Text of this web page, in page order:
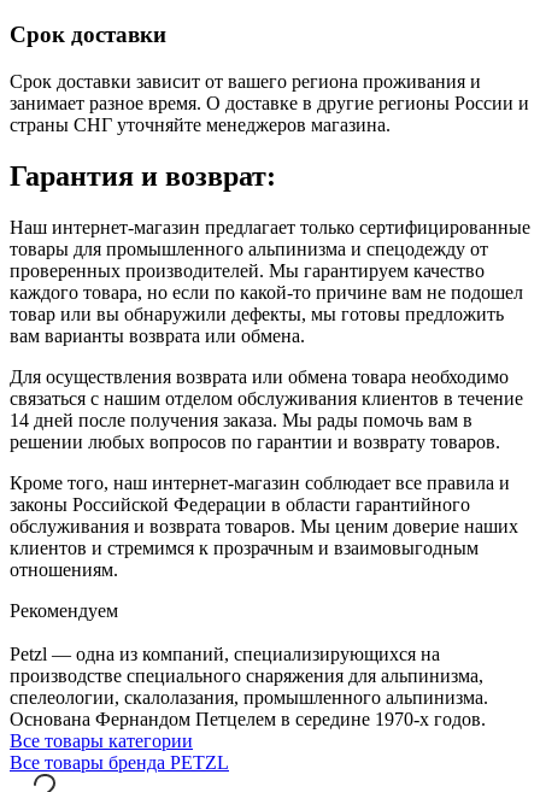
Срок доставки
Срок доставки зависит от вашего региона проживания и
занимает разное время. О доставке в другие регионы России и
страны СНГ уточняйте менеджеров магазина.
Гарантия и возврат:
Наш интернет-магазин предлагает только сертифицированные
товары для промышленного альпинизма и спецодежду от
проверенных производителей. Мы гарантируем качество
каждого товара, но если по какой-то причине вам не подошел
товар или вы обнаружили дефекты, мы готовы предложить
вам варианты возврата или обмена.
Для осуществления возврата или обмена товара необходимо
связаться с нашим отделом обслуживания клиентов в течение
14 дней после получения заказа. Мы рады помочь вам в
решении любых вопросов по гарантии и возврату товаров.
Кроме того, наш интернет-магазин соблюдает все правила и
законы Российской Федерации в области гарантийного
обслуживания и возврата товаров. Мы ценим доверие наших
клиентов и стремимся к прозрачным и взаимовыгодным
отношениям.
Рекомендуем
Petzl — одна из компаний, специализирующихся на
производстве специального снаряжения для альпинизма,
спелеологии, скалолазания, промышленного альпинизма.
Основана Фернандом Петцелем в середине 1970-х годов.
Все товары категории
Все товары бренда PETZL